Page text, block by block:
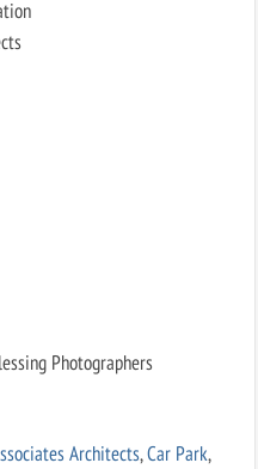
Photographers
Architects,Car Park,